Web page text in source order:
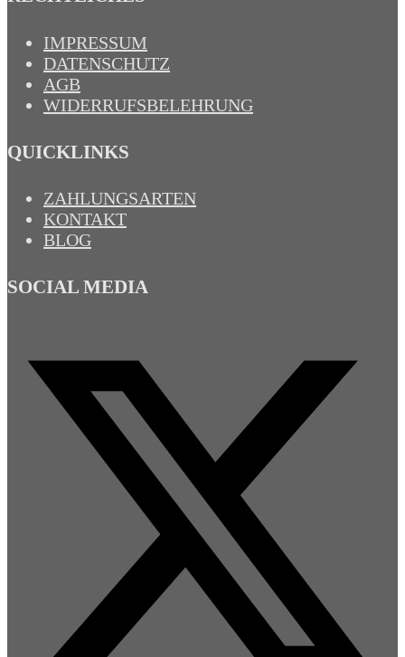
IMPRESSUM
DATENSCHUTZ
AGB
WIDERRUFSBELEHRUNG
QUICKLINKS
ZAHLUNGSARTEN
KONTAKT
BLOG
SOCIAL MEDIA